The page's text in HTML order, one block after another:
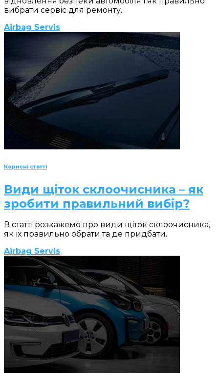
вибрати сервіс для ремонту.
Airbag Servis
Корисні статті
Види щіток склоочисника – як
зробити правильний вибір?
В статті розкажемо про види щіток склоочисника,
як їх правильно обрати та де придбати.
Airbag Servis